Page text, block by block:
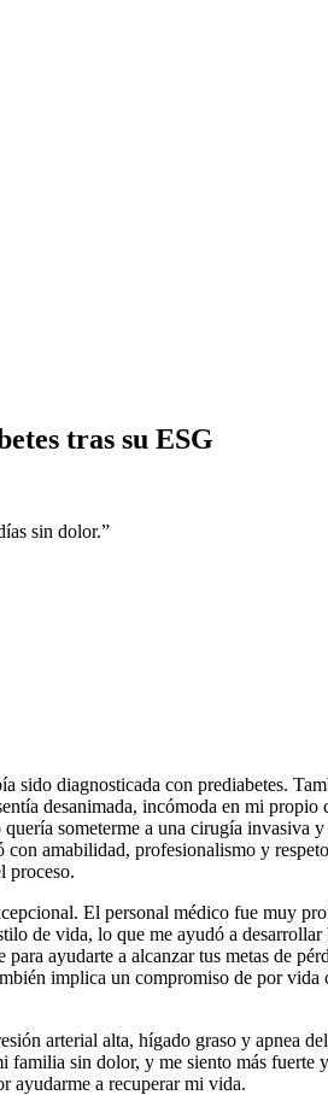
tras su ESG
sin dolor.”
diagnosticada con prediabetes.
desanimada, incómoda en mi
someterme a una cirugía invasiva
amabilidad, profesionalismo y
proceso.
El personal médico fue muy
de vida, lo que me ayudó a
ayudarte a alcanzar tus metas de
implica un compromiso de por
arterial alta, hígado graso y apnea
sin dolor, y me siento más fuerte
ayudarme a recuperar mi vida.